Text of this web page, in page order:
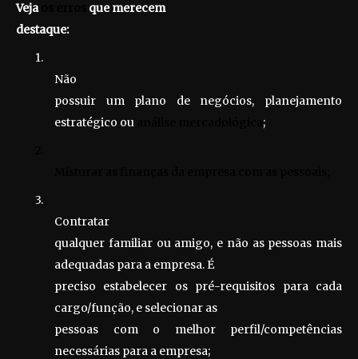
Veja
que merecem
destaque:
1.
Não
possuir um plano de negócios, planejamento
estratégico ou
;
3.
Contratar
qualquer familiar ou amigo, e não as pessoas mais
adequadas para a empresa. É
preciso estabelecer os pré-requisitos para cada
cargo/função, e selecionar as
pessoas com o melhor perfil/competências
necessárias para a empresa;